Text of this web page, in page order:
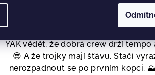
YAK vědět, že dobrá crew drží tempo
😎 A že trojky mají šťávu. Stačí
nerozpadnout se po prvním kopci.